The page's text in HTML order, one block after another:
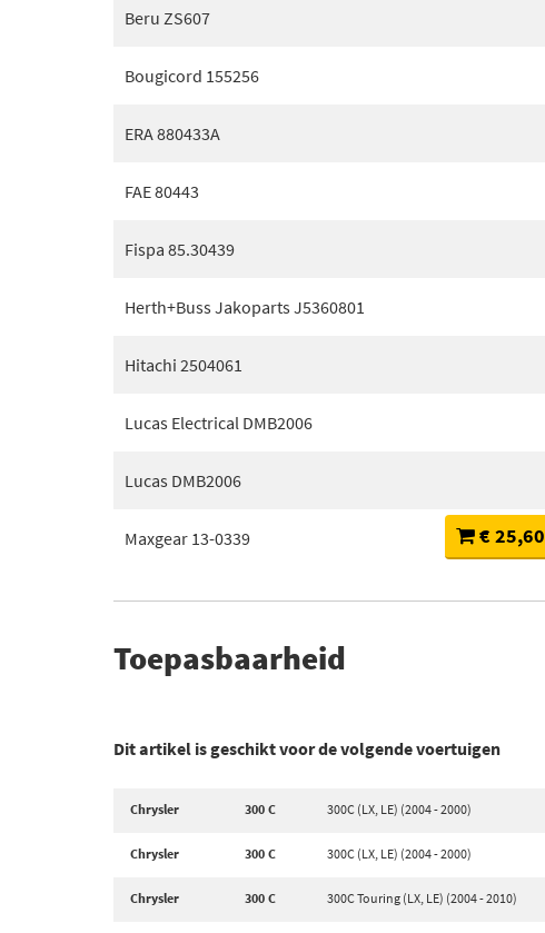
Beru ZS607
Bougicord 155256
ERA 880433A
FAE 80443
Fispa 85.30439
Herth+Buss Jakoparts J5360801
Hitachi 2504061
Lucas Electrical DMB2006
Lucas DMB2006
Maxgear 13-0339 € 25,60
Toepasbaarheid
Dit artikel is geschikt voor de volgende voertuigen
Chrysler 300 C 300C (LX, LE) (2004 - 2000)
Chrysler 300 C 300C (LX, LE) (2004 - 2000)
Chrysler 300 C 300C Touring (LX, LE) (2004 - 2010)